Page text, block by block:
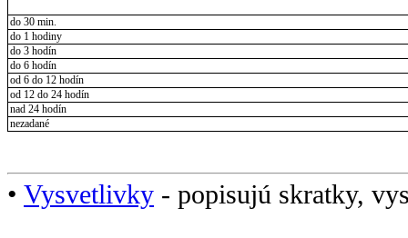
do 30 min.
do 1 hodiny
do 3 hodín
do 6 hodín
od 6 do 12 hodín
od 12 do 24 hodín
nad 24 hodín
nezadané
• Vysvetlivky - popisujú skratky,